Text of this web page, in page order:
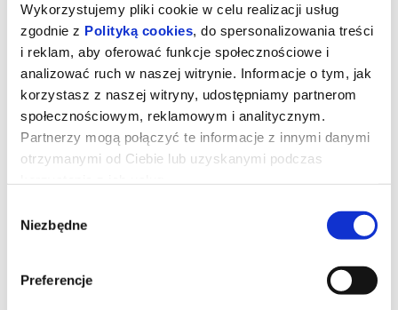
Wykorzystujemy pliki cookie w celu realizacji usług
zgodnie z Polityką cookies, do spersonalizowania treści
i reklam, aby oferować funkcje społecznościowe i
analizować ruch w naszej witrynie. Informacje o tym, jak
korzystasz z naszej witryny, udostępniamy partnerom
społecznościowym, reklamowym i analitycznym.
Partnerzy mogą połączyć te informacje z innymi danymi
otrzymanymi od Ciebie lub uzyskanymi podczas
zgody
Niezbędne
Preferencje
Backrooms. Bez wyjścia
Jeden z największych fenomenów internetu, obejrzana ponad